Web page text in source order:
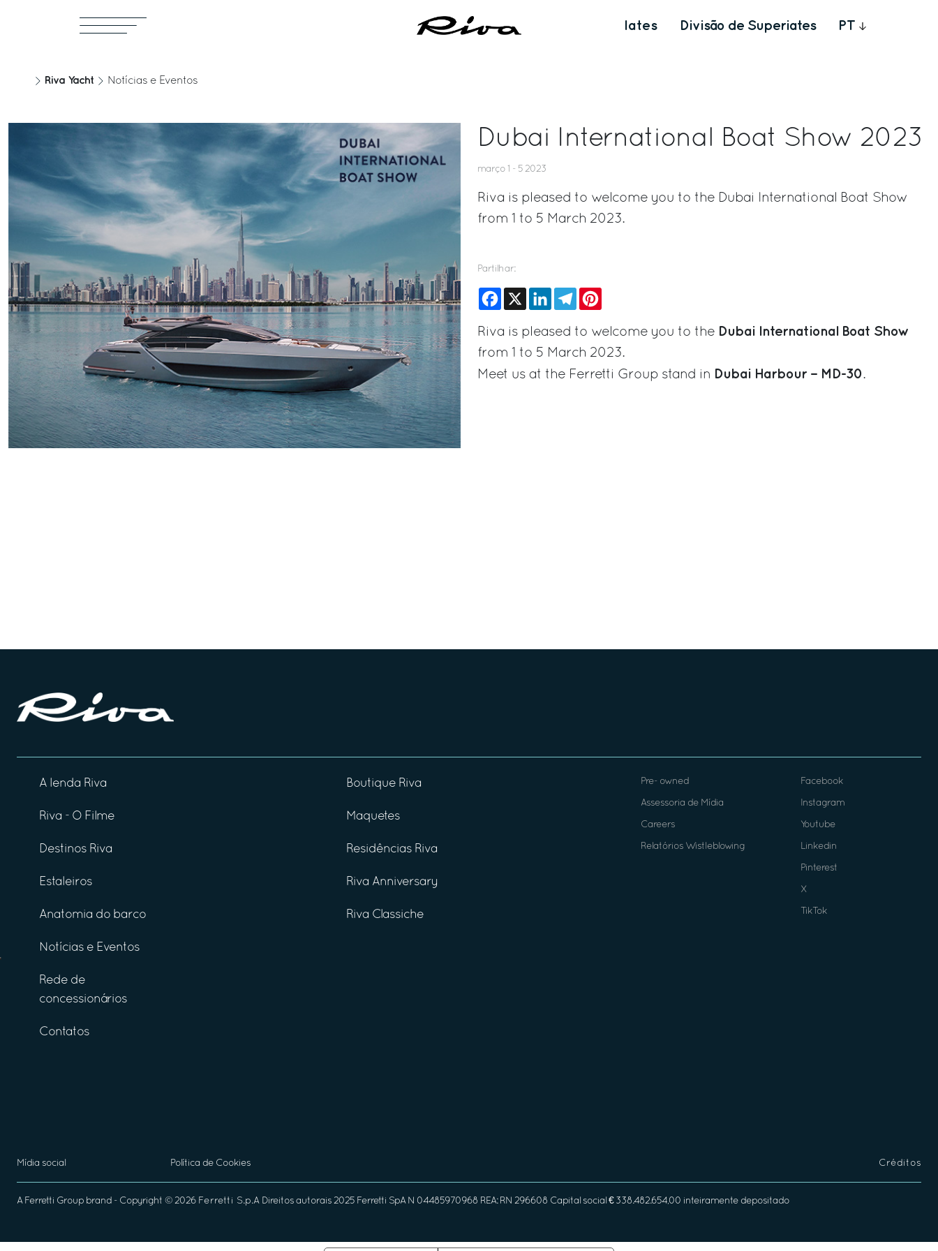
Iates Divisão de Superiates PT
Riva Yacht Notícias e Eventos
Dubai International Boat Show 2023
março 1 - 5 2023
Riva is pleased to welcome you to the Dubai International Boat Show
from 1 to 5 March 2023.
Partilhar:
Facebook
X LinkedInTelegram
Riva is pleased to welcome you to the Dubai International Boat Show
from 1 to 5 March 2023.
Meet us at the Ferretti Group stand in Dubai Harbour – MD-30.
A lenda Riva
Riva - O Filme
Destinos Riva
Estaleiros
Anatomia do barco
Notícias e Eventos
Rede de
concessionários
Contatos
Boutique Riva
Maquetes
Residências Riva
Riva Anniversary
Riva Classiche
Pre- owned
Assessoria de Mídia
Careers
Relatórios Wistleblowing
Facebook
Instagram
Youtube
Linkedin
Pinterest
X
TikTok
Mídia social Política de Cookies Créditos
A Ferretti Group brand - Copyright © 2026 Ferretti S.p.A Direitos autorais 2025 Ferretti SpA N 04485970968 REA: RN 296608 Capital social € 338.482.654,00 inteiramente depositado